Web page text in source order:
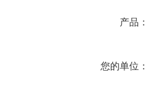
产品：
您的单位：